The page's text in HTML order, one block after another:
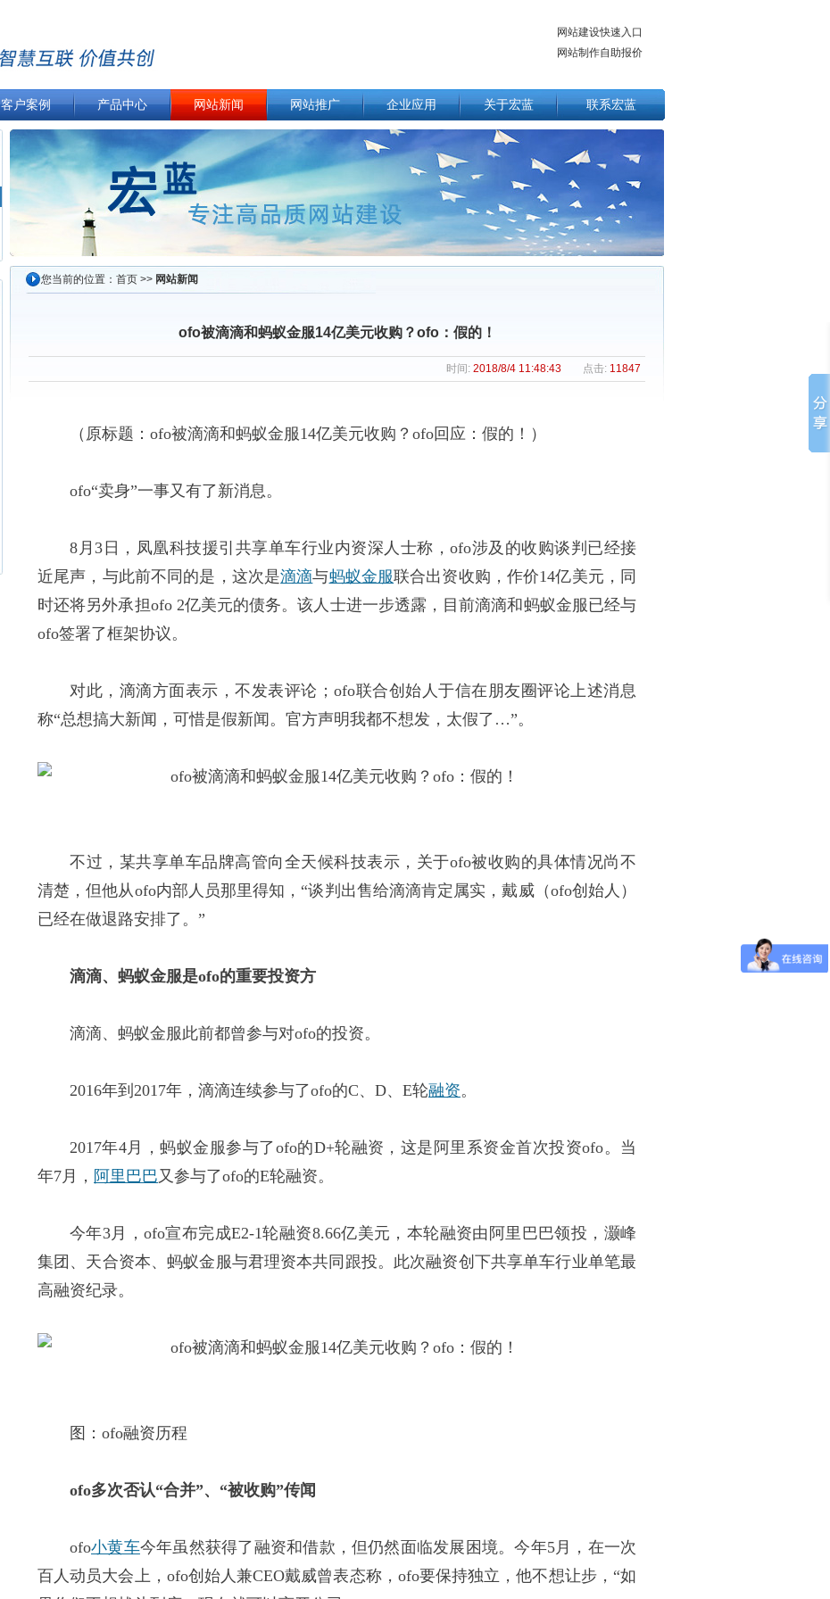
网站建设快速入口
网站制作自助报价
客户案例 产品中心 网站新闻 网站推广 企业应用 关于宏蓝 联系宏蓝
您当前的位置： 首页 >> 网站新闻
ofo被滴滴和蚂蚁金服14亿美元收购？ofo：假的！
时间: 2018/8/4 11:48:43 点击: 11847
（原标题：ofo被滴滴和蚂蚁金服14亿美元收购？ofo回应：假的！）
ofo“卖身”一事又有了新消息。
8月3日，凤凰科技援引共享单车行业内资深人士称，ofo涉及的收购谈判已经接
近尾声，与此前不同的是，这次是滴滴与蚂蚁金服联合出资收购，作价14亿美元，同
时还将另外承担ofo 2亿美元的债务。该人士进一步透露，目前滴滴和蚂蚁金服已经与
ofo签署了框架协议。
对此，滴滴方面表示，不发表评论；ofo联合创始人于信在朋友圈评论上述消息
称“总想搞大新闻，可惜是假新闻。官方声明我都不想发，太假了…”。
不过，某共享单车品牌高管向全天候科技表示，关于ofo被收购的具体情况尚不
清楚，但他从ofo内部人员那里得知，“谈判出售给滴滴肯定属实，戴威（ofo创始人）
已经在做退路安排了。”
滴滴、蚂蚁金服是ofo的重要投资方
滴滴、蚂蚁金服此前都曾参与对ofo的投资。
2016年到2017年，滴滴连续参与了ofo的C、D、E轮融资。
2017年4月，蚂蚁金服参与了ofo的D+轮融资，这是阿里系资金首次投资ofo。当
年7月， 阿里巴巴又参与了ofo的E轮融资。
今年3月，ofo宣布完成E2-1轮融资8.66亿美元，本轮融资由阿里巴巴领投，灏峰
集团、天合资本、蚂蚁金服与君理资本共同跟投。此次融资创下共享单车行业单笔最
高融资纪录。
图：ofo融资历程
ofo多次否认“合并”、“被收购”传闻
ofo小黄车今年虽然获得了融资和借款，但仍然面临发展困境。今年5月，在一次
百人动员大会上，ofo创始人兼CEO戴威曾表态称，ofo要保持独立，他不想让步，“如